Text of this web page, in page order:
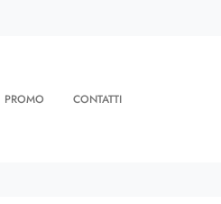
PROMO CONTATTI